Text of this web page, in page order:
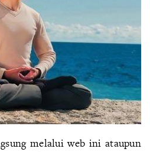
melalui web ini ataupun